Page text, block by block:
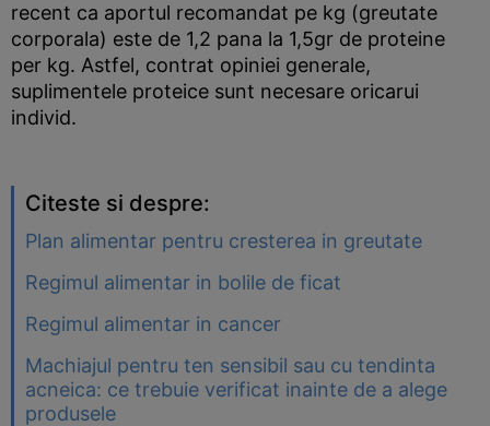
recent ca aportul recomandat pe kg (greutate
corporala) este de 1,2 pana la 1,5gr de proteine
per kg. Astfel, contrat opiniei generale,
suplimentele proteice sunt necesare oricarui
individ.
Citeste si despre:
Plan alimentar pentru cresterea in greutate
Regimul alimentar in bolile de ficat
Regimul alimentar in cancer
Machiajul pentru ten sensibil sau cu tendinta
acneica: ce trebuie verificat inainte de a alege
produsele